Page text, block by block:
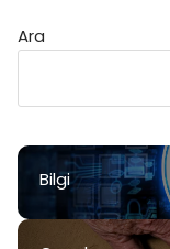
Ara
Bilgi